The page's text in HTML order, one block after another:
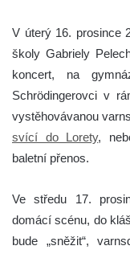
V úterý 16. prosince
školy Gabriely
koncert, na
Schrödingerovci v
vystěhovávanou
svící do Lorety,
baletní přenos.
Ve středu 17.
domácí scénu, do
bude „sněžit“,